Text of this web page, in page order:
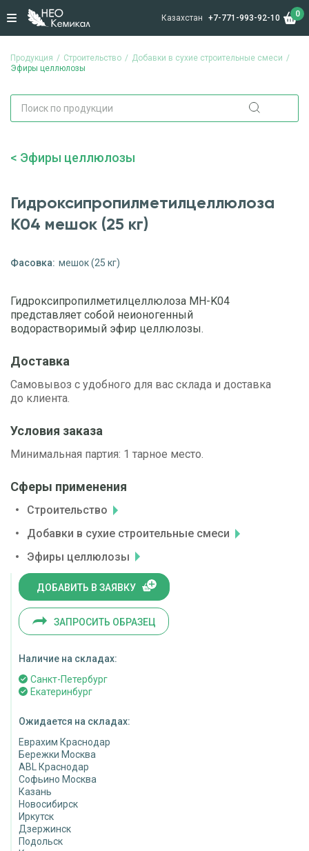
Казахстан +7-771-993-92-10 0
Продукция Строительство
Добавки в сухие строительные смеси
Эфиры целлюлозы
Эфиры целлюлозы
Гидроксипропилметилцеллюлоза
К04 мешок (25 кг)
Фасовка: мешок (25 кг)
Гидроксипропилметилцеллюлоза MH-K04
представляет собой неионогенный
водорастворимый эфир целлюлозы.
Доставка
Самовывоз с удобного для вас склада и доставка
до клиента.
Условия заказа
Минимальная партия: 1 тарное место.
Сферы применения
Строительство
Добавки в сухие строительные смеси
Эфиры целлюлозы
ДОБАВИТЬ В ЗАЯВКУ
ЗАПРОСИТЬ ОБРАЗЕЦ
Наличие на складах:
Санкт-Петербург
Екатеринбург
Ожидается на складах:
Еврахим Краснодар
Бережки Москва
ABL Краснодар
Софьино Москва
Казань
Новосибирск
Иркутск
Дзержинск
Подольск